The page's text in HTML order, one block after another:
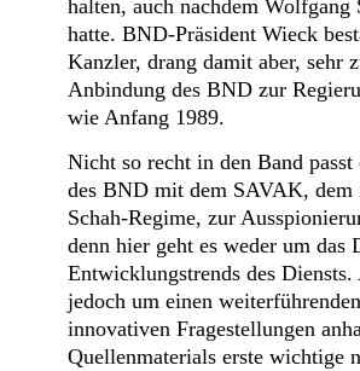
halten, auch nachdem Wolfgang
hatte. BND-Präsident Wieck
Kanzler, drang damit aber, sehr
Anbindung des BND zur
wie Anfang 1989.
Nicht so recht in den Band
des BND mit dem SAVAK, dem
Schah-Regime, zur
denn hier geht es weder um
Entwicklungstrends des
jedoch um einen
innovativen Fragestellungen
Quellenmaterials erste wichtige